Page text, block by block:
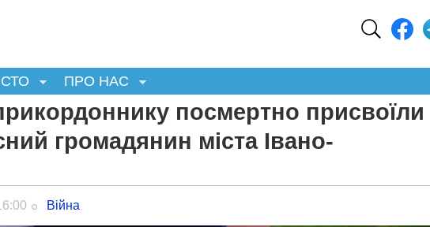
ПРО НАС
посмертно присвоїли
громадянин міста Івано-
Війна